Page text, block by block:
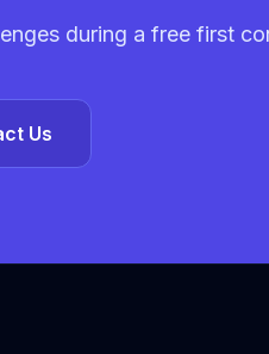
during a free first
Us